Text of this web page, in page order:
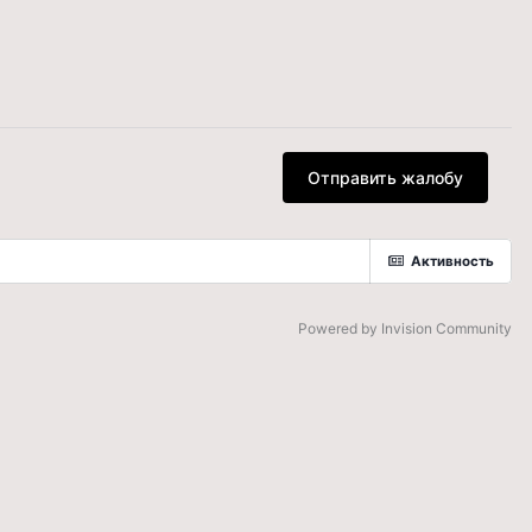
Отправить жалобу
Активность
Powered by Invision Community